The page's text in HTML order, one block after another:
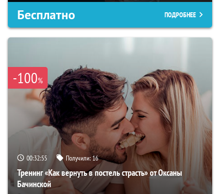
Бесплатно ПОДРОБНЕЕ
-100%
00:32:54 Получили:16
Тренинг «Как вернуть в постель страсть» от Оксаны
Бачинской